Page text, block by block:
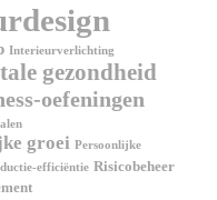
Interieurverlichting
gezondheid
oefeningen
groei Persoonlijke
efficiëntie Risicobeheer